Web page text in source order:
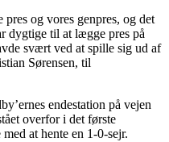
og vores genpres, og det
dygtige til at lægge pres på
svært ved at spille sig ud af
Sørensen, til
endestation på vejen
overfor i det første
at hente en 1-0-sejr.